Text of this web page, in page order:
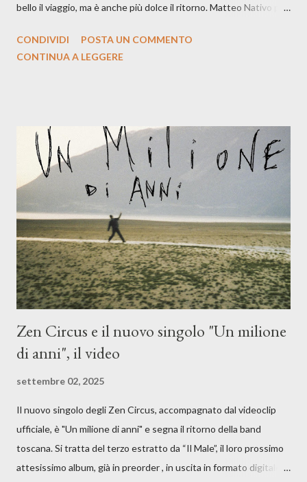
bello il viaggio, ma è anche più dolce il ritorno. Matteo Nativo per
indubbiamente matura e consapevole oltre che con ottimi
Dicevamo. Ed è da qui che il nostro inizia questo concept
musicale, con " Che ora è" , raccontando la separazione dalla
moglie, del senso di sconfitta e del caldo afoso che opprime,
giusta condizione di sopraffazione: "Non so che ora è, che giorno
è, di questa estate che...". E' raro fare uscire come singolo una
cover, ma...
CONDIVIDI
POSTA UN COMMENTO
CONTINUA A LEGGERE
Zen Circus e il nuovo singolo "Un milione
di anni", il video
settembre 02, 2025
Il nuovo singolo degli Zen Circus, accompagnato dal videoclip
ufficiale, è "Un milione di anni" e segna il ritorno della band
toscana. Si tratta del terzo estratto da “Il Male”, il loro prossimo
attesissimo album, già in preorder , in uscita in formato digitale il